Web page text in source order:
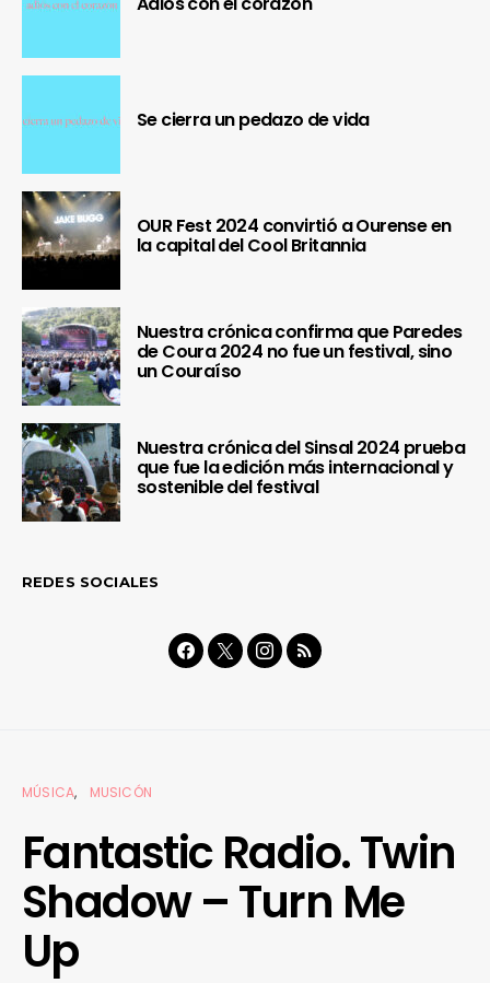
Se cierra un pedazo de vida
OUR Fest 2024 convirtió a Ourense en
la capital del Cool Britannia
Nuestra crónica confirma que Paredes
de Coura 2024 no fue un festival, sino
un Couraíso
Nuestra crónica del Sinsal 2024 prueba
que fue la edición más internacional y
sostenible del festival
REDES SOCIALES
MÚSICA MUSICÓN
Fantastic Radio. Twin
Shadow – Turn Me
Up